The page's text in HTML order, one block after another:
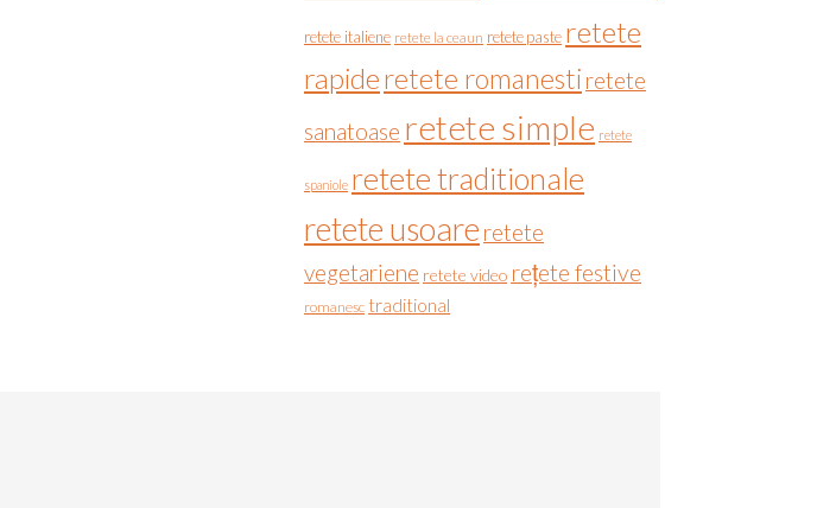
retete italiene retete la ceaun retete paste retete
rapideretete romanesti retete
sanatoase retete simple retete
spaniole retete traditionale
retete usoare retete
vegetariene retete video rețete festive
romanesc traditional